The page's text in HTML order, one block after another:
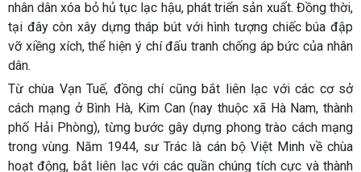
nhân dân xóa bỏ hủ tục lạc hậu, phát triển sản xuất. Đồng thời,
tại đây còn xây dựng tháp bút với hình tượng chiếc búa đập
vỡ xiềng xích, thể hiện ý chí đấu tranh chống áp bức của nhân
dân.
Từ chùa Vạn Tuế, đồng chí cũng bắt liên lạc với các cơ sở
cách mạng ở Bình Hà, Kim Can (nay thuộc xã Hà Nam, thành
phố Hải Phòng), từng bước gây dựng phong trào cách mạng
trong vùng. Năm 1944, sư Trác là cán bộ Việt Minh về chùa
hoạt động, bắt liên lạc với các quần chúng tích cực và thành